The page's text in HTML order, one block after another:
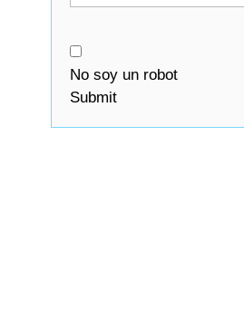
No soy un robot
Submit